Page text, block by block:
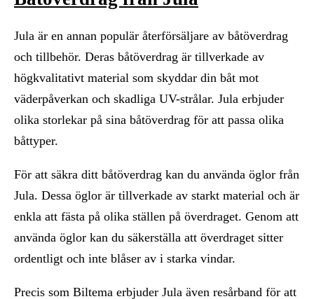
Jula är en annan populär återförsäljare av båtöverdrag
och tillbehör. Deras båtöverdrag är tillverkade av
högkvalitativt material som skyddar din båt mot
väderpåverkan och skadliga UV-strålar. Jula erbjuder
olika storlekar på sina båtöverdrag för att passa olika
båttyper.
För att säkra ditt båtöverdrag kan du använda öglor från
Jula. Dessa öglor är tillverkade av starkt material och är
enkla att fästa på olika ställen på överdraget. Genom att
använda öglor kan du säkerställa att överdraget sitter
ordentligt och inte blåser av i starka vindar.
Precis som Biltema erbjuder Jula även resårband för att